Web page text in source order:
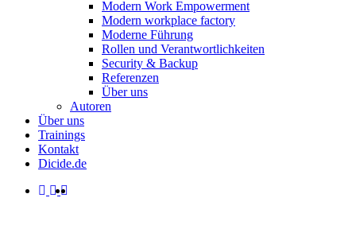
Modern Work Empowerment
Modern workplace factory
Moderne Führung
Rollen und Verantwortlichkeiten
Security & Backup
Referenzen
Über uns
Autoren
Über uns
Trainings
Kontakt
Dicide.de
facebook
linkedin
instagram